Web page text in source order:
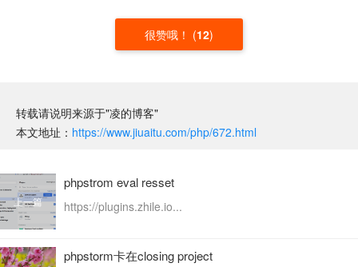
很赞哦！ (12)
转载请说明来源于"凌的博客"
本文地址： https://www.jiuaitu.com/php/672.html
上一篇
phpstrom eval resset
https://plugins.zhile.io...
phpstorm卡在closing project